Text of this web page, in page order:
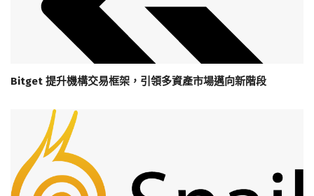
Bitget 提升機構交易框架，引領多資產市場邁向新階段